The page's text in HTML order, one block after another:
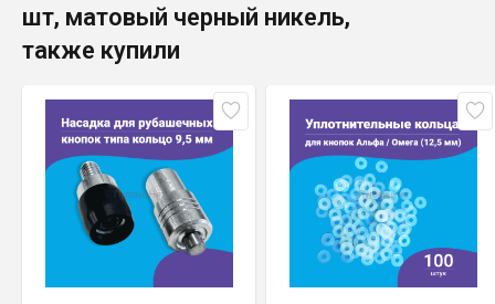
шт, матовый черный никель,
также купили